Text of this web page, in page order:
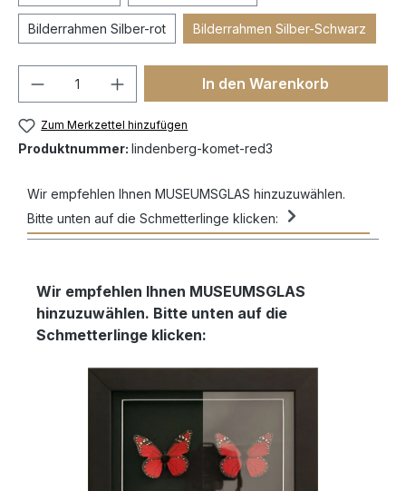
Bilderrahmen Silber-rot Bilderrahmen Silber-Schwarz
In den Warenkorb
Zum Merkzettel hinzufügen
Produktnummer: lindenberg-komet-red3
Wir empfehlen Ihnen MUSEUMSGLAS hinzuzuwählen.
Bitte unten auf die Schmetterlinge klicken:
Wir empfehlen Ihnen MUSEUMSGLAS
hinzuzuwählen. Bitte unten auf die
Schmetterlinge klicken: